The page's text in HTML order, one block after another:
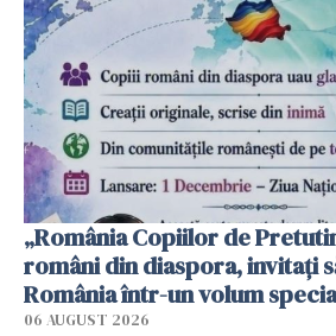
„România Copiilor de
români din diaspora, invitați
România într-un volum
06 AUGUST 2026